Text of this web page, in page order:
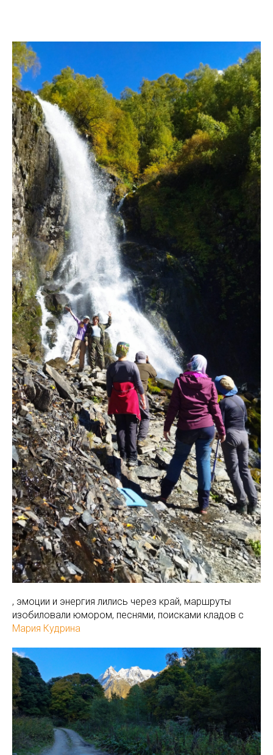
️, эмоции и энергия лились через край, маршруты
изобиловали юмором, песнями, поисками кладов с
Мария Кудрина